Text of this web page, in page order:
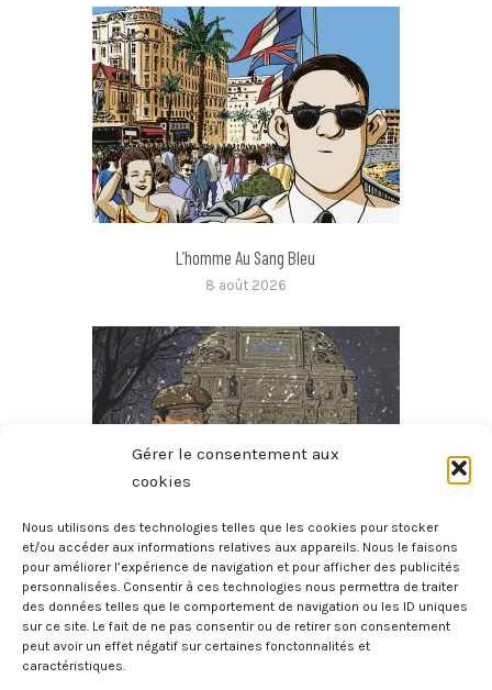
Gérer le consentement aux
cookies
Nous utilisons des technologies telles que les cookies pour stocker
et/ou accéder aux informations relatives aux appareils. Nous le faisons
pour améliorer l’expérience de navigation et pour afficher des publicités
personnalisées. Consentir à ces technologies nous permettra de traiter
des données telles que le comportement de navigation ou les ID uniques
sur ce site. Le fait de ne pas consentir ou de retirer son consentement
peut avoir un effet négatif sur certaines fonctonnalités et
caractéristiques.
L’homme Au Sang Bleu
8 août 2026
Micmac Moche Au Boul’Mich
8 août 2026